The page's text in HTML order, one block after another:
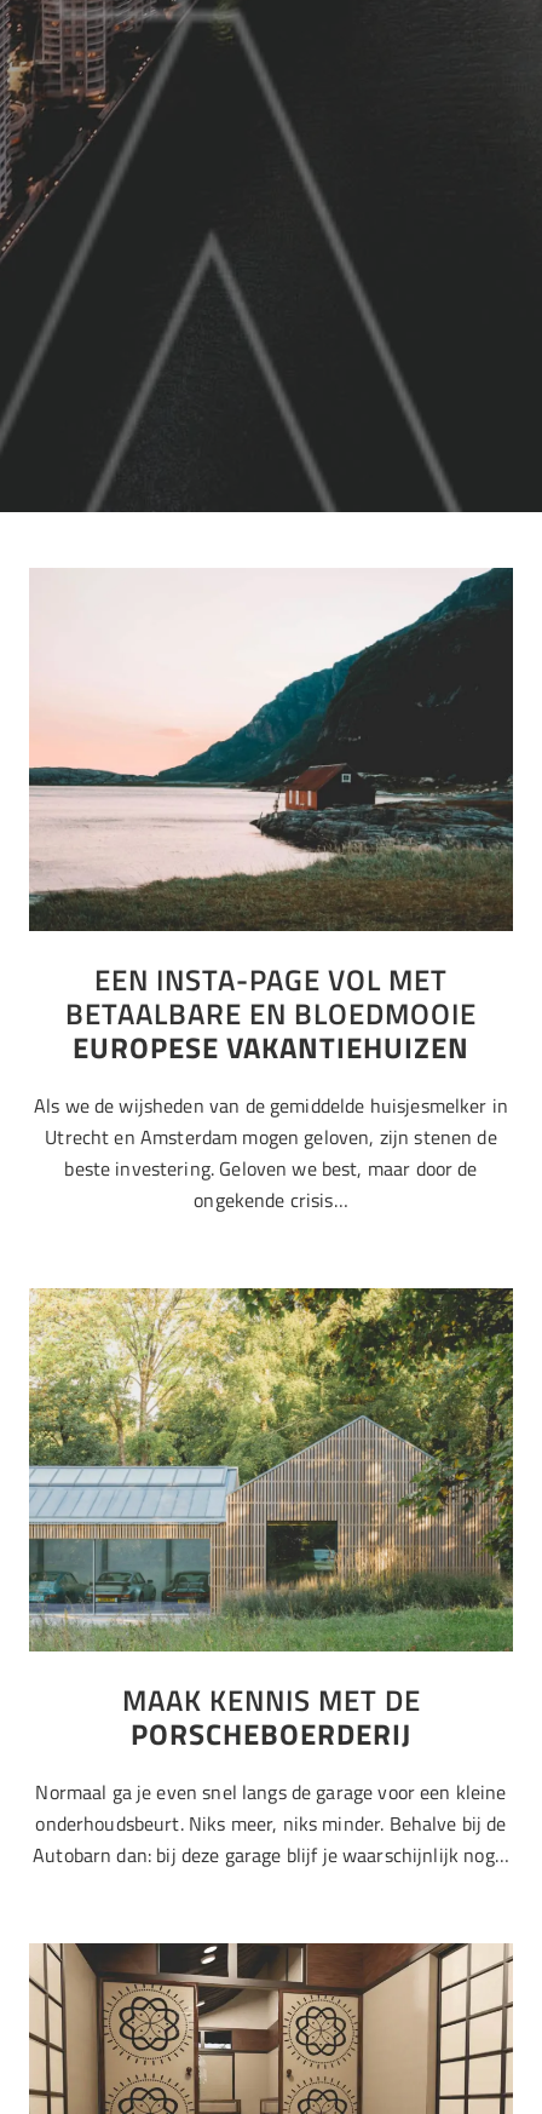
EEN INSTA-PAGE VOL MET
BETAALBARE EN BLOEDMOOIE
EUROPESE VAKANTIEHUIZEN
Als we de wijsheden van de gemiddelde huisjesmelker in
Utrecht en Amsterdam mogen geloven, zijn stenen de
beste investering. Geloven we best, maar door de
ongekende crisis…
MAAK KENNIS MET DE
PORSCHEBOERDERIJ
Normaal ga je even snel langs de garage voor een kleine
onderhoudsbeurt. Niks meer, niks minder. Behalve bij de
Autobarn dan: bij deze garage blijf je waarschijnlijk nog…